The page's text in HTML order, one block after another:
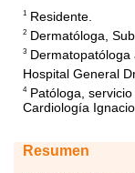
1 Residente.
2 Dermatóloga,
3 Dermatopatóloga
Hospital General
4Patóloga, servicio
Cardiología
Resumen